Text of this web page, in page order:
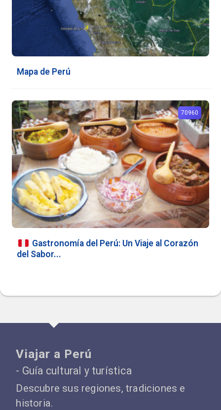
Mapa de Perú
Gastronomía del Perú: Un Viaje al Corazón
del Sabor...
70960
Viajar a Perú
- Guía cultural y turística
Descubre sus regiones, tradiciones e
historia.